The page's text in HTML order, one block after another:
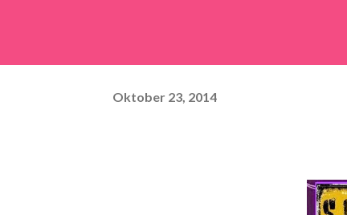
Oktober 23, 2014